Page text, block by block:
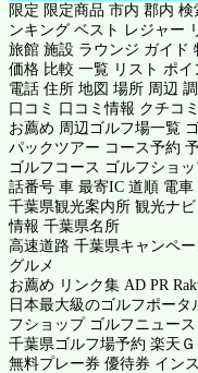
限定 限定商品 市内 郡内
ンキング ベスト レジャー
旅館 施設 ラウンジ ガイド
価格 比較 一覧 リスト ポ
電話 住所 地図 場所 周辺
口コミ 口コミ情報 クチコ
お薦め 周辺ゴルフ場一覧
パックツアー コース予約
ゴルフコース ゴルフショ
話番号 車 最寄IC 道順 電
千葉県観光案内所 観光ナ
情報 千葉県名所
高速道路 千葉県キャンペ
グルメ
お薦め リンク集 AD PR
日本最大級のゴルフポー
フショップ ゴルフニュー
千葉県ゴルフ場予約 楽天Ｇ
無料プレー券 優待券 イン